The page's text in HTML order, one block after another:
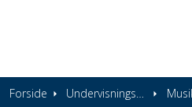
Forside Undervisningstilbud